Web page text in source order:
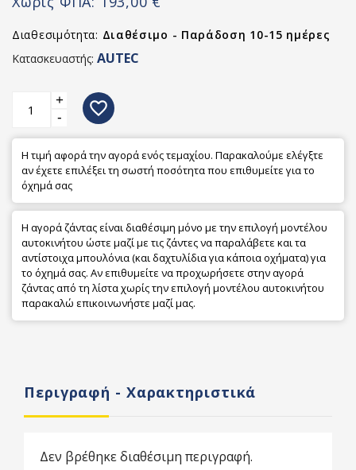
Διαθεσιμότητα: Διαθέσιμο - Παράδοση 10-15 ημέρες
Κατασκευαστής: AUTEC
+
-
favorite_border
Η τιμή αφορά την αγορά ενός τεμαχίου. Παρακαλούμε ελέγξτε
αν έχετε επιλέξει τη σωστή ποσότητα που επιθυμείτε για το
όχημά σας
Η αγορά ζάντας είναι διαθέσιμη μόνο με την επιλογή μοντέλου
αυτοκινήτου ώστε μαζί με τις ζάντες να παραλάβετε και τα
αντίστοιχα μπουλόνια (και δαχτυλίδια για κάποια οχήματα) για
το όχημά σας. Αν επιθυμείτε να προχωρήσετε στην αγορά
ζάντας από τη λίστα χωρίς την επιλογή μοντέλου αυτοκινήτου
παρακαλώ επικοινωνήστε μαζί μας.
Περιγραφή - Χαρακτηριστικά
Δεν βρέθηκε διαθέσιμη περιγραφή.